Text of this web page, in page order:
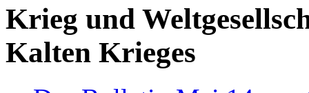
Krieg und
Kalten Krieges